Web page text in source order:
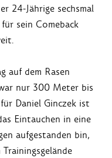
24-Jährige sechsmal
sein Comeback
auf dem Rasen
nur 300 Meter bis
Daniel Ginczek ist
Eintauchen in eine
aufgestanden bin,